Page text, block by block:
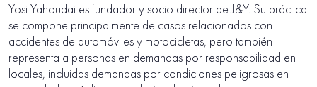
Yosi Yahoudai es fundador y socio director de J&Y. Su práctica
se compone principalmente de casos relacionados con
accidentes de automóviles y motocicletas, pero también
representa a personas en demandas por responsabilidad en
locales, incluidas demandas por condiciones peligrosas en